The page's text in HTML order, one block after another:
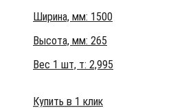
Ширина, мм: 1500
Высота, мм: 265
Вес 1 шт, т: 2,995
Купить в 1 клик